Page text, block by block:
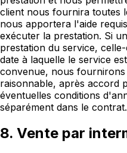
client nous fournira toutes
nous apportera l'aide
exécuter la prestation. Si
prestation du service,
date à laquelle le service
convenue, nous fournirons
raisonnable, après accord
éventuelles conditions
séparément dans le contrat.
8. Vente par